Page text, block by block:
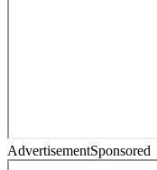
AdvertisementSponsored